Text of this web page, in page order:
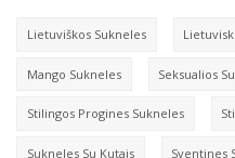
Lietuviškos Sukneles
Mango Sukneles Seksualios
Stilingos Progines Sukneles
Sukneles Su Kutais Sventines